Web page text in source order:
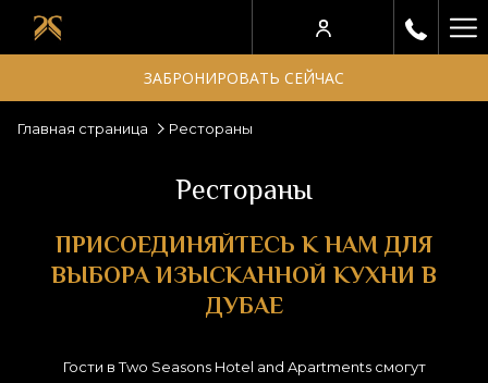
ЗАБРОНИРОВАТЬ СЕЙЧАС
Главная страница Рестораны
Рестораны
ПРИСОЕДИНЯЙТЕСЬ К НАМ ДЛЯ
ВЫБОРА ИЗЫСКАННОЙ КУХНИ В
ДУБАЕ
Гости в Two Seasons Hotel and Apartments cмогут